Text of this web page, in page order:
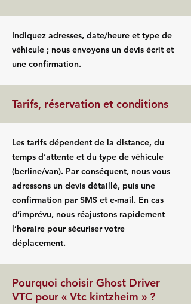
Indiquez adresses, date/heure et type de
véhicule ; nous envoyons un devis écrit et
une confirmation.
Tarifs, réservation et conditions
Les tarifs dépendent de la distance, du
temps d’attente et du type de véhicule
(berline/van). Par conséquent, nous vous
adressons un devis détaillé, puis une
confirmation par SMS et e-mail. En cas
d’imprévu, nous réajustons rapidement
l’horaire pour sécuriser votre
déplacement.
Pourquoi choisir Ghost Driver
VTC pour « Vtc kintzheim » ?